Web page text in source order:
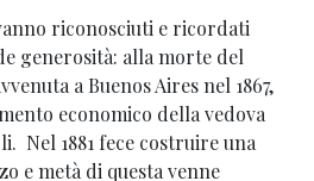
riconosciuti e ricordati
generosità: alla morte del
a Buenos Aires nel 1867,
economico della vedova
Nel 1881 fece costruire una
e metà di questa venne